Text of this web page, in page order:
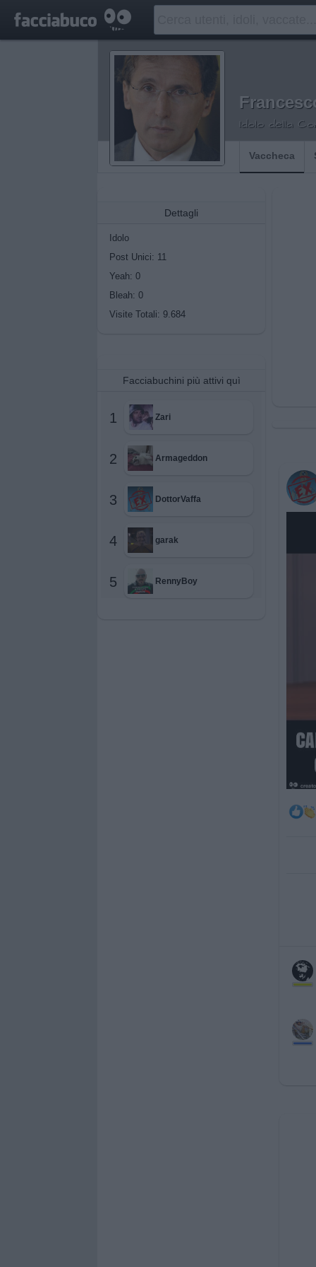
Idolo della
Vaccheca
Dettagli
Idolo
Post Unici: 11
Yeah: 0
Bleah: 0
Visite Totali: 9.684
Facciabuchini più attivi quì
1 Zari
2 Armageddon
3 DottorVaffa
4 garak
5 RennyBoy